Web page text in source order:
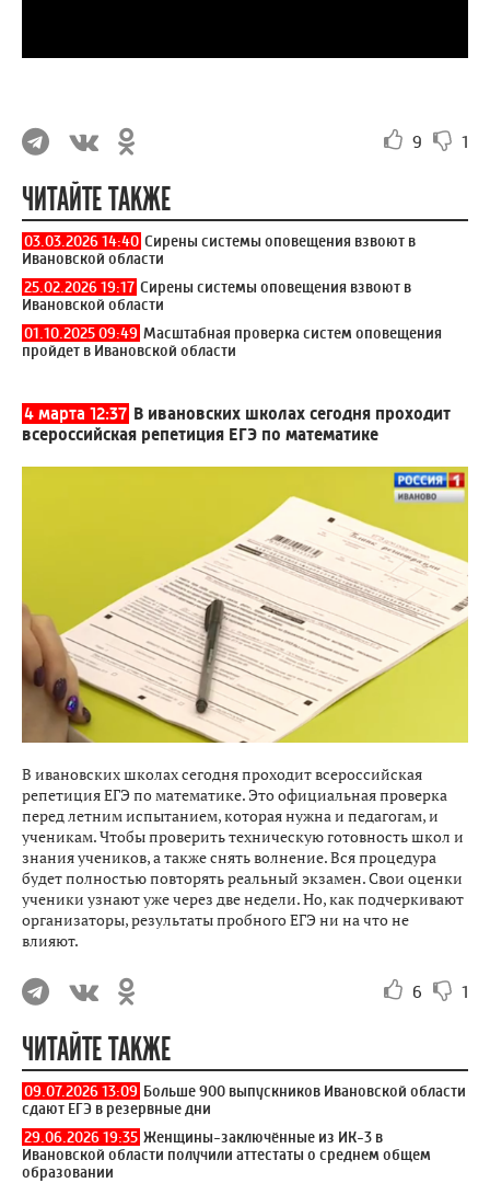
9 1
ЧИТАЙТЕ ТАКЖЕ
03.03.2026 14:40 Сирены системы оповещения взвоют в
Ивановской области
25.02.2026 19:17 Сирены системы оповещения взвоют в
Ивановской области
01.10.2025 09:49 Масштабная проверка систем оповещения
пройдет в Ивановской области
4 марта 12:37 В ивановских школах сегодня проходит
всероссийская репетиция ЕГЭ по математике
В ивановских школах сегодня проходит всероссийская
репетиция ЕГЭ по математике. Это официальная проверка
перед летним испытанием, которая нужна и педагогам, и
ученикам. Чтобы проверить техническую готовность школ и
знания учеников, а также снять волнение. Вся процедура
будет полностью повторять реальный экзамен. Свои оценки
ученики узнают уже через две недели. Но, как подчеркивают
организаторы, результаты пробного ЕГЭ ни на что не
влияют.
6 1
ЧИТАЙТЕ ТАКЖЕ
09.07.2026 13:09 Больше 900 выпускников Ивановской области
сдают ЕГЭ в резервные дни
29.06.2026 19:35 Женщины-заключённые из ИК-3 в
Ивановской области получили аттестаты о среднем общем
образовании